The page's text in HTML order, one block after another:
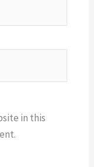
in this